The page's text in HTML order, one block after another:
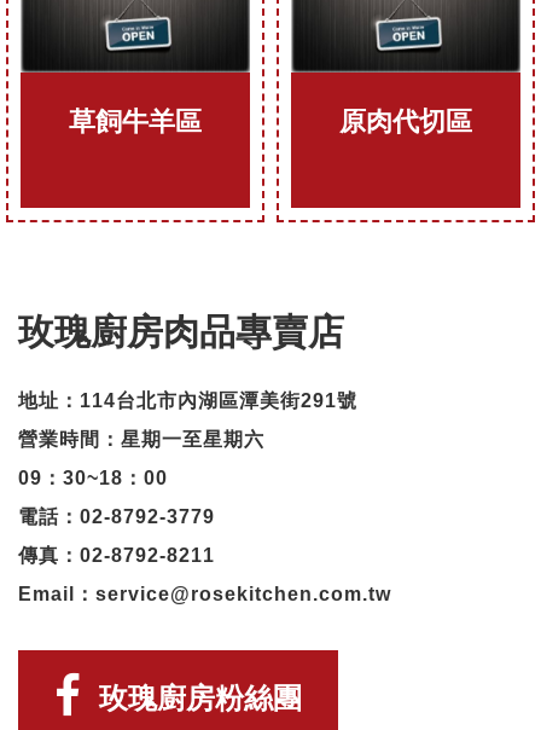
草飼牛羊區 原肉代切區
玫瑰廚房肉品專賣店
地址：114台北市內湖區潭美街291號
營業時間：星期一至星期六
09：30~18：00
電話：02-8792-3779
傳真：02-8792-8211
Email：service@rosekitchen.com.tw
玫瑰廚房粉絲團